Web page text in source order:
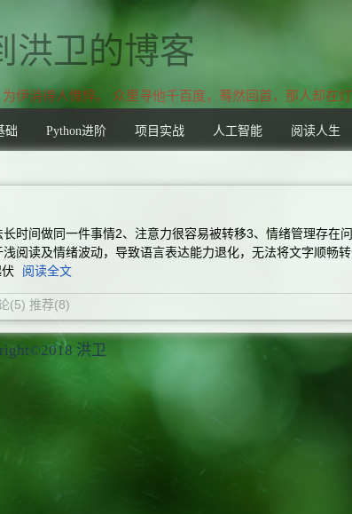
洪卫的博客
伊消得人憔悴。 众里寻他千百度，蓦然回首，那人却在
础 Python进阶 项目实战 人工智能 阅读人生
时间做同一件事情2、注意力很容易被转移3、情绪管理存在
阅读及情绪波动，导致语言表达能力退化，无法将文字顺畅
阅读全文
(5) 推荐(8)
洪卫